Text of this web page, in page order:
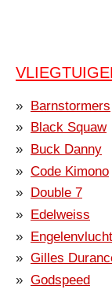
Barnstormers
Black Squaw
Buck Danny
Code Kimono
Double 7
Edelweiss
Engelenvlucht
Gilles
Godspeed